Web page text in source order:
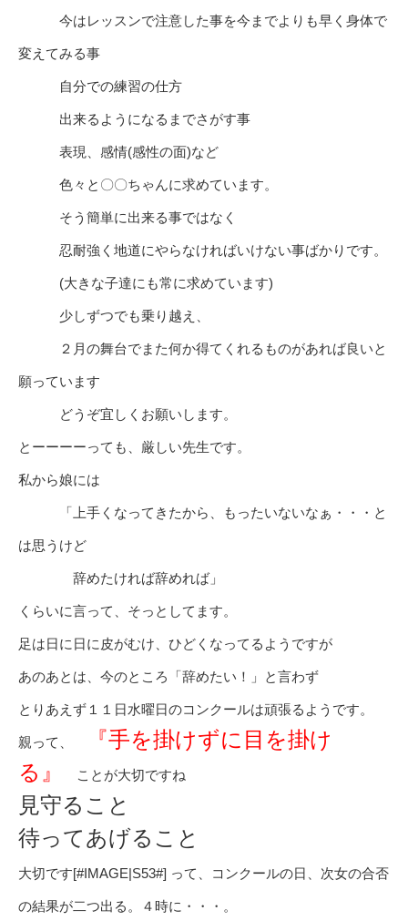
今はレッスンで注意した事を今までよりも早く身体で
変えてみる事
自分での練習の仕方
出来るようになるまでさがす事
表現、感情(感性の面)など
色々と〇〇ちゃんに求めています。
そう簡単に出来る事ではなく
忍耐強く地道にやらなければいけない事ばかりです。
(大きな子達にも常に求めています)
少しずつでも乗り越え、
２月の舞台でまた何か得てくれるものがあれば良いと
願っています
どうぞ宜しくお願いします。
とーーーーっても、厳しい先生です。
私から娘には
「上手くなってきたから、もったいないなぁ・・・と
は思うけど
辞めたければ辞めれば」
くらいに言って、そっとしてます。
足は日に日に皮がむけ、ひどくなってるようですが
あのあとは、今のところ「辞めたい！」と言わず
とりあえず１１日水曜日のコンクールは頑張るようです。
親って、
『手を掛けずに目を掛け
る』
ことが大切ですね
見守ること
待ってあげること
大切です[#IMAGE|S53#] って、コンクールの日、次女の合否
の結果が二つ出る。４時に・・・。